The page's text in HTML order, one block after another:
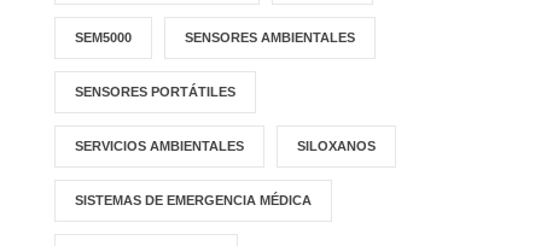
SEM5000 SENSORES AMBIENTALES
SENSORES PORTÁTILES
SERVICIOS AMBIENTALES SILOXANOS
SISTEMAS DE EMERGENCIA MÉDICA